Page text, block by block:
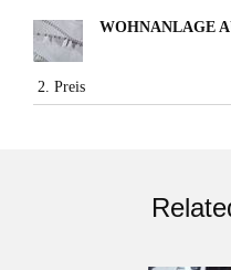
WOHNANLAGE
2. Preis